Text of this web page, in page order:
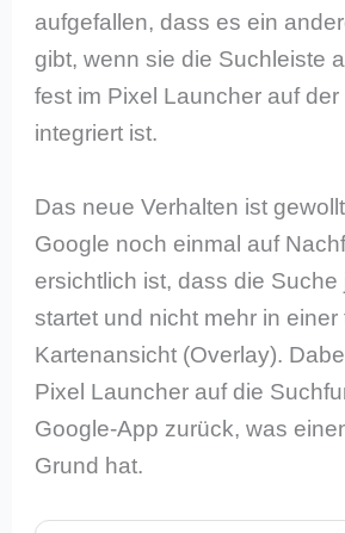
aufgefallen, dass es ein
gibt, wenn sie die Suchleiste
fest im Pixel Launcher auf der
integriert ist.
Das neue Verhalten ist
Google noch einmal auf
ersichtlich ist, dass die Suche
startet und nicht mehr in
Kartenansicht (Overlay).
Pixel Launcher auf die
Google-App zurück, was
Grund hat.